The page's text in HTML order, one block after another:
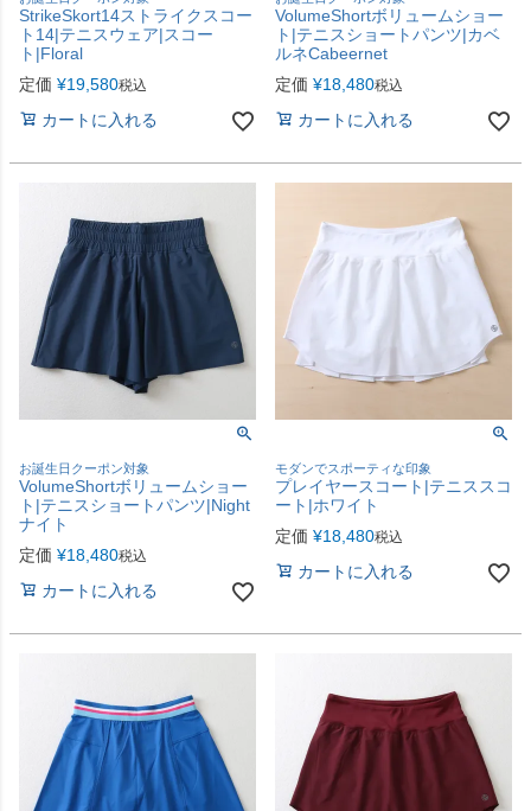
StrikeSkort14ストライクスコー
ト14|テニスウェア|スコー
ト|Floral
定価 ¥19,580税込
カートに入れる
VolumeShortボリュームショー
ト|テニスショートパンツ|カベ
ルネCabeernet
定価 ¥18,480税込
カートに入れる
お誕生日クーポン対象
VolumeShortボリュームショー
ト|テニスショートパンツ|Night
ナイト
定価 ¥18,480税込
カートに入れる
モダンでスポーティな印象
プレイヤースコート|テニススコ
ート|ホワイト
定価 ¥18,480税込
カートに入れる